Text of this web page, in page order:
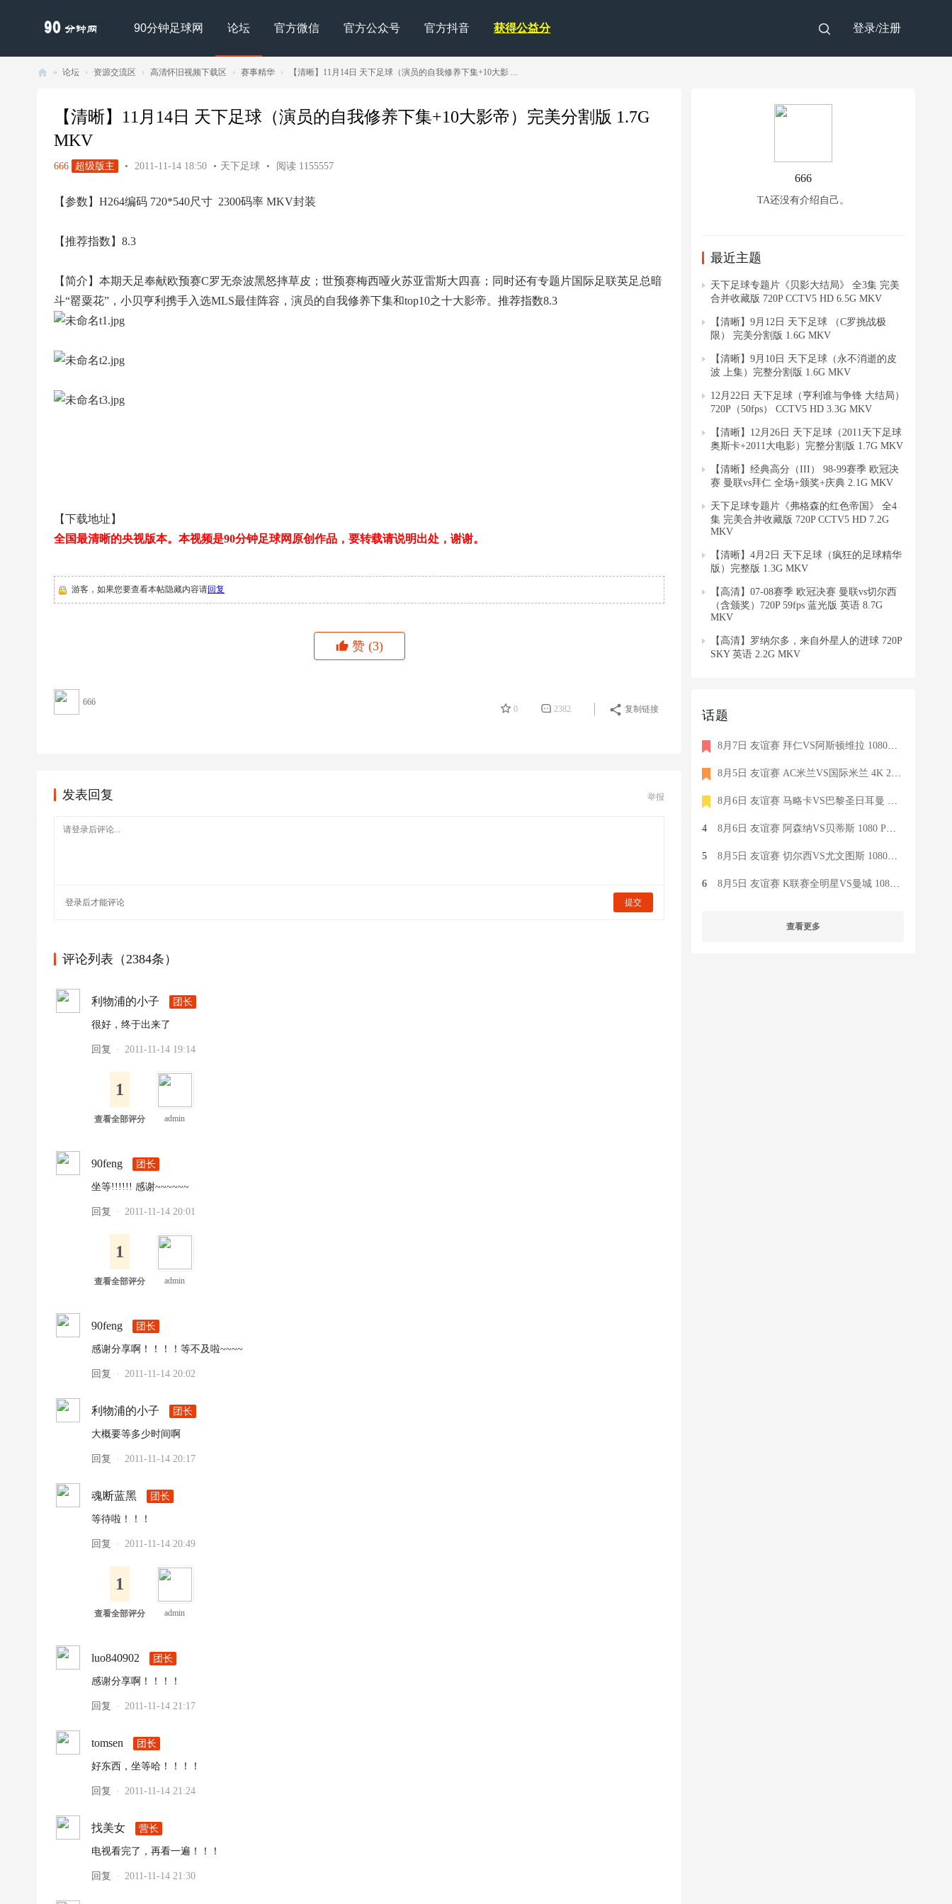
90分钟足球网 论坛 官方微信 官方公众号 官方抖音 获得公益分 登录/注册
» 论坛 › 资源交流区 › 高清怀旧视频下载区 › 赛事精华 › 【清晰】11月14日 天下足球（演员的自我修养下集+10大影 ...
【清晰】11月14日 天下足球（演员的自我修养下集+10大影帝）完美分割版 1.7G
MKV
666 超级版主 • 2011-11-14 18:50 • 天下足球 • 阅读 1155557
【参数】H264编码 720*540尺寸 2300码率 MKV封装
【推荐指数】8.3
【简介】本期天足奉献欧预赛C罗无奈波黑怒摔草皮；世预赛梅西哑火苏亚雷斯大四喜；同时还有专题片国际足联英足总暗
斗“罂粟花”，小贝亨利携手入选MLS最佳阵容，演员的自我修养下集和top10之十大影帝。推荐指数8.3
【下载地址】
全国最清晰的央视版本。本视频是90分钟足球网原创作品，要转载请说明出处，谢谢。
游客，如果您要查看本帖隐藏内容请回复
赞 (3)
666
0 2382 复制链接
发表回复 举报
登录后才能评论 提交
评论列表（2384条）
利物浦的小子 团长
很好，终于出来了
回复 · 2011-11-14 19:14
1
查看全部评分 admin
90feng 团长
坐等!!!!!! 感谢~~~~~~
回复 · 2011-11-14 20:01
1
查看全部评分 admin
90feng 团长
感谢分享啊！！！！等不及啦~~~~
回复 · 2011-11-14 20:02
利物浦的小子 团长
大概要等多少时间啊
回复 · 2011-11-14 20:17
魂断蓝黑 团长
等待啦！！！
回复 · 2011-11-14 20:49
1
查看全部评分 admin
luo840902 团长
感谢分享啊！！！！
回复 · 2011-11-14 21:17
tomsen 团长
好东西，坐等哈！！！！
回复 · 2011-11-14 21:24
找美女 营长
电视看完了，再看一遍！！！
回复 · 2011-11-14 21:30
666
TA还没有介绍自己。
最近主题
天下足球专题片《贝影大结局》 全3集 完美
合并收藏版 720P CCTV5 HD 6.5G MKV
【清晰】9月12日 天下足球 （C罗挑战极
限） 完美分割版 1.6G MKV
【清晰】9月10日 天下足球（永不消逝的皮
波 上集）完整分割版 1.6G MKV
12月22日 天下足球（亨利谁与争锋 大结局）
720P（50fps） CCTV5 HD 3.3G MKV
【清晰】12月26日 天下足球（2011天下足球
奥斯卡+2011大电影）完整分割版 1.7G MKV
【清晰】经典高分（III） 98-99赛季 欧冠决
赛 曼联vs拜仁 全场+颁奖+庆典 2.1G MKV
天下足球专题片《弗格森的红色帝国》 全4
集 完美合并收藏版 720P CCTV5 HD 7.2G
MKV
【清晰】4月2日 天下足球（疯狂的足球精华
版）完整版 1.3G MKV
【高清】07-08赛季 欧冠决赛 曼联vs切尔西
（含颁奖）720P 59fps 蓝光版 英语 8.7G
MKV
【高清】罗纳尔多，来自外星人的进球 720P
SKY 英语 2.2G MKV
话题
8月7日 友谊赛 拜仁VS阿斯顿维拉 1080P 国语 MIGU HD 8.5G MP4
8月5日 友谊赛 AC米兰VS国际米兰 4K 2160P 荷语 ZIGGO HD 19G TS
8月6日 友谊赛 马略卡VS巴黎圣日耳曼 1080 SKY 德语 6.9G TS
4 8月6日 友谊赛 阿森纳VS贝蒂斯 1080 PRE 英语 9.1G TS
5 8月5日 友谊赛 切尔西VS尤文图斯 1080P 国语 MIGU HD 6.9G MP4
6 8月5日 友谊赛 K联赛全明星VS曼城 1080P 国语 MIGU HD 7.1G MP4
查看更多